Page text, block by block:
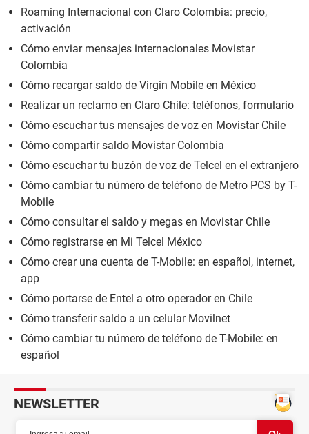
Roaming Internacional con Claro Colombia: precio,
activación
Cómo enviar mensajes internacionales Movistar
Colombia
Cómo recargar saldo de Virgin Mobile en México
Realizar un reclamo en Claro Chile: teléfonos, formulario
Cómo escuchar tus mensajes de voz en Movistar Chile
Cómo compartir saldo Movistar Colombia
Cómo escuchar tu buzón de voz de Telcel en el extranjero
Cómo cambiar tu número de teléfono de Metro PCS by T-
Mobile
Cómo consultar el saldo y megas en Movistar Chile
Cómo registrarse en Mi Telcel México
Cómo crear una cuenta de T-Mobile: en español, internet,
app
Cómo portarse de Entel a otro operador en Chile
Cómo transferir saldo a un celular Movilnet
Cómo cambiar tu número de teléfono de T-Mobile: en
español
NEWSLETTER